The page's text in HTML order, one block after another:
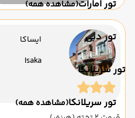
تور امارات(مشاهده همه)
تور دبی
تور سریلانکا
تور سریلانکا(مشاهده همه)
ایساکا
Isaka